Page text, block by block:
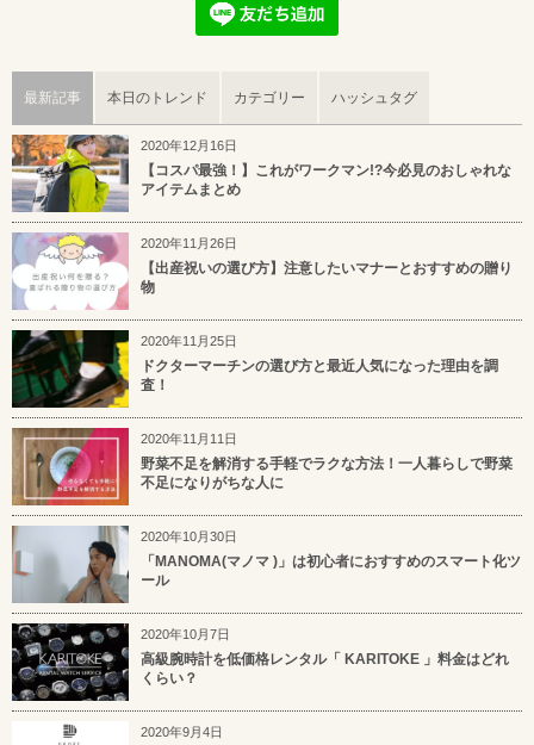
最新記事 本日のトレンド カテゴリー ハッシュタグ
2020年12月16日
【コスパ最強！】これがワークマン!?今必見のおしゃれな
アイテムまとめ
2020年11月26日
【出産祝いの選び方】注意したいマナーとおすすめの贈り
物
2020年11月25日
ドクターマーチンの選び方と最近人気になった理由を調
査！
2020年11月11日
野菜不足を解消する手軽でラクな方法！一人暮らしで野菜
不足になりがちな人に
2020年10月30日
「MANOMA(マノマ )」は初心者におすすめのスマート化ツ
ール
2020年10月7日
高級腕時計を低価格レンタル「 KARITOKE 」料金はどれ
くらい？
2020年9月4日